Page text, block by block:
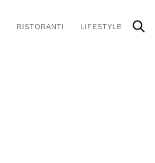
RISTORANTI LIFESTYLE